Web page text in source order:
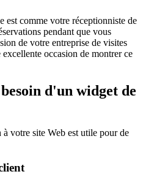
est comme votre réceptionniste de
pendant que vous
de votre entreprise de visites
occasion de montrer ce
d'un widget de
votre site Web est utile pour de